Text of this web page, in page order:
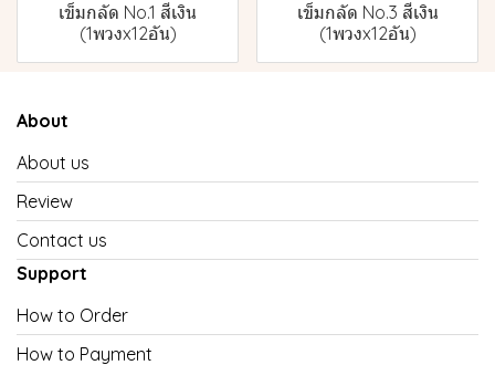
เข็มกลัด No.1 สีเงิน
(1พวงx12อัน)
เข็มกลัด No.3 สีเงิน
(1พวงx12อัน)
About
About us
Review
Contact us
Support
How to Order
How to Payment